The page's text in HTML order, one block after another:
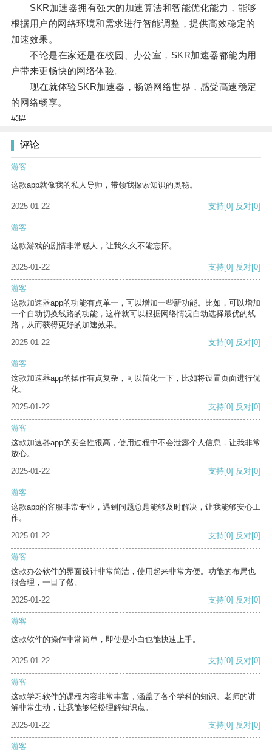
SKR加速器拥有强大的加速算法和智能优化能力，能够
根据用户的网络环境和需求进行智能调整，提供高效稳定的
加速效果。
不论是在家还是在校园、办公室，SKR加速器都能为用
户带来更畅快的网络体验。
现在就体验SKR加速器，畅游网络世界，感受高速稳定
的网络畅享。
#3#
评论
游客
这款app就像我的私人导师，带领我探索知识的奥秘。
2025-01-22 支持[0] 反对[0]
游客
这款游戏的剧情非常感人，让我久久不能忘怀。
2025-01-22 支持[0] 反对[0]
游客
这款加速器app的功能有点单一，可以增加一些新功能。比如，可以增加
一个自动切换线路的功能，这样就可以根据网络情况自动选择最优的线
路，从而获得更好的加速效果。
2025-01-22
支持[0] 反对[0]
游客
这款加速器app的操作有点复杂，可以简化一下，比如将设置页面进行优
化。
2025-01-22
支持[0] 反对[0]
游客
这款加速器app的安全性很高，使用过程中不会泄露个人信息，让我非常
放心。
2025-01-22
支持[0] 反对[0]
游客
这款app的客服非常专业，遇到问题总是能够及时解决，让我能够安心工
作。
2025-01-22
支持[0] 反对[0]
游客
这款办公软件的界面设计非常简洁，使用起来非常方便。功能的布局也
很合理，一目了然。
2025-01-22
支持[0] 反对[0]
游客
这款软件的操作非常简单，即使是小白也能快速上手。
2025-01-22 支持[0] 反对[0]
游客
这款学习软件的课程内容非常丰富，涵盖了各个学科的知识。老师的讲
解非常生动，让我能够轻松理解知识点。
2025-01-22
支持[0] 反对[0]
游客